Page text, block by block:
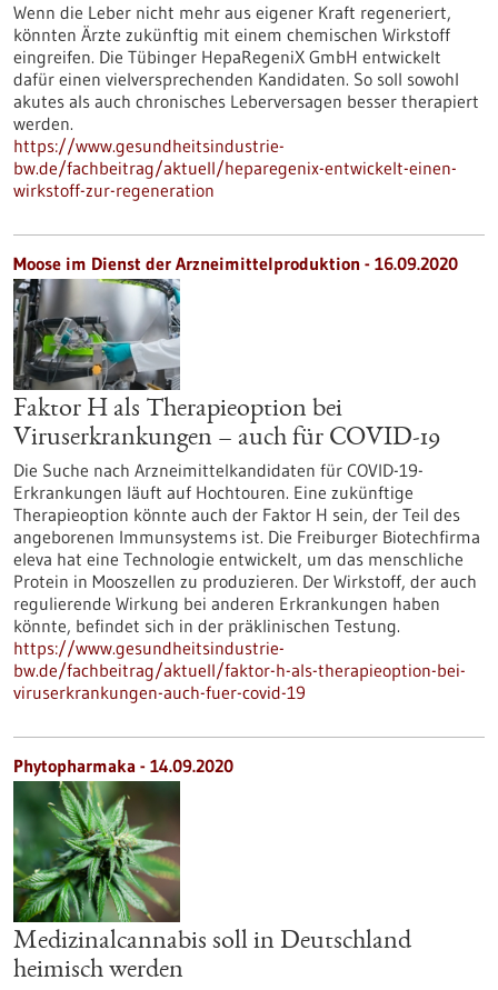
Wenn die Leber nicht mehr aus eigener Kraft regeneriert,
könnten Ärzte zukünftig mit einem chemischen Wirkstoff
eingreifen. Die Tübinger HepaRegeniX GmbH entwickelt
dafür einen vielversprechenden Kandidaten. So soll sowohl
akutes als auch chronisches Leberversagen besser therapiert
werden.
https://www.gesundheitsindustrie-
bw.de/fachbeitrag/aktuell/heparegenix-entwickelt-einen-
wirkstoff-zur-regeneration
Moose im Dienst der Arzneimittelproduktion - 16.09.2020
Faktor H als Therapieoption bei
Viruserkrankungen – auch für COVID-19
Die Suche nach Arzneimittelkandidaten für COVID-19-
Erkrankungen läuft auf Hochtouren. Eine zukünftige
Therapieoption könnte auch der Faktor H sein, der Teil des
angeborenen Immunsystems ist. Die Freiburger Biotechfirma
eleva hat eine Technologie entwickelt, um das menschliche
Protein in Mooszellen zu produzieren. Der Wirkstoff, der auch
regulierende Wirkung bei anderen Erkrankungen haben
könnte, befindet sich in der präklinischen Testung.
https://www.gesundheitsindustrie-
bw.de/fachbeitrag/aktuell/faktor-h-als-therapieoption-bei-
viruserkrankungen-auch-fuer-covid-19
Phytopharmaka - 14.09.2020
Medizinalcannabis soll in Deutschland
heimisch werden